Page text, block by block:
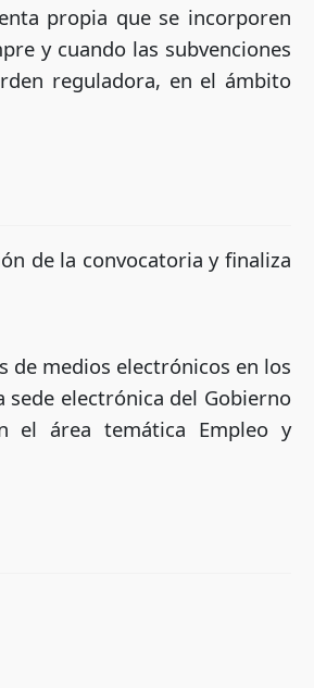
propia que se incorporen
y cuando las subvenciones
reguladora, en el ámbito
de la convocatoria y finaliza
de medios electrónicos en los
electrónica del Gobierno
el área temática Empleo y